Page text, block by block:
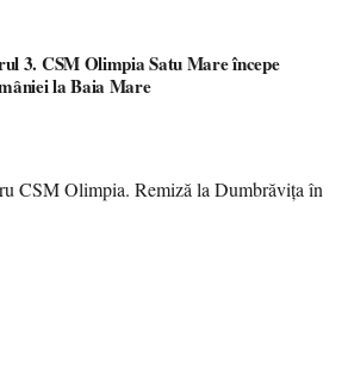
3. CSM Olimpia Satu Mare începe
la Baia Mare